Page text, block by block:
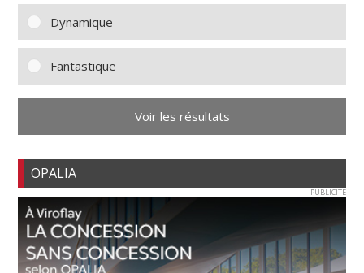
Dynamique
Fantastique
Voir les résultats
OPALIA
PUBLICITE